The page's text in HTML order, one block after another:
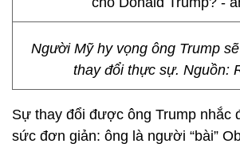
Người Mỹ hy vọng ông Trump
thay đổi thực sự. Nguồn:
Sự thay đổi được ông Trump nhắc
sức đơn giản: ông là người “bài”